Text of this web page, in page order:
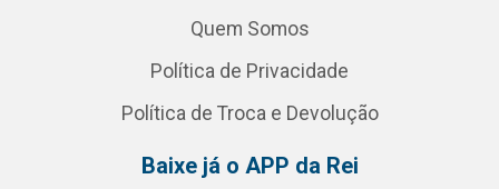
Quem Somos
Política de Privacidade
Política de Troca e Devolução
Baixe já o APP da Rei